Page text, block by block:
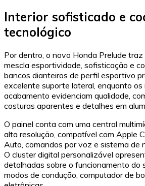
Interior sofisticado e
tecnológico
Por dentro, o novo Honda Prelude
mescla esportividade, sofisticação e
bancos dianteiros de perfil esportivo
excelente suporte lateral, enquanto os
acabamento evidenciam qualidade,
costuras aparentes e detalhes em
O painel conta com uma central
alta resolução, compatível com Apple
Auto, comandos por voz e sistema de
O cluster digital personalizável
detalhadas sobre o funcionamento do
modos de condução, computador de